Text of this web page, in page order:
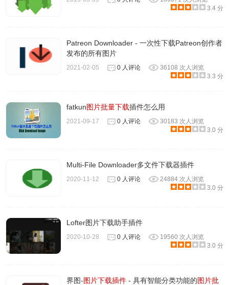
3.4 分
Patreon Downloader - 一次性下载Patreon创作者
发布的所有图片
2021-02-05 0 人评论
36108 次人浏览
3.3 分
fatkun图片批量下载插件怎么用
2021-09-17 0 人评论
30183 次人浏览
3.0 分
Multi-File Downloader多文件下载器插件
2020-11-12 0 人评论
24884 次人浏览
3.0 分
Lofter图片下载助手插件
2020-10-28 0 人评论
19560 次人浏览
3.0 分
界图-图片下载插件 - 具有智能分类功能的图片批